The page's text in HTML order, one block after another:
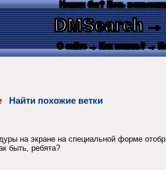
Нашли баг? Есть
DMSearch→
О сайте → Как искать? →
Найти похожие ветки
на экране на специальной форме
быть, ребята?